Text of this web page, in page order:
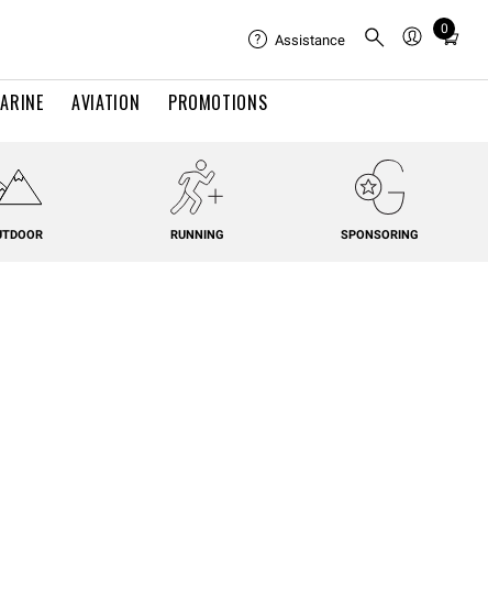
AVIATION PROMOTIONS
Assistance
0
Total
in
RUNNING SPONSORING